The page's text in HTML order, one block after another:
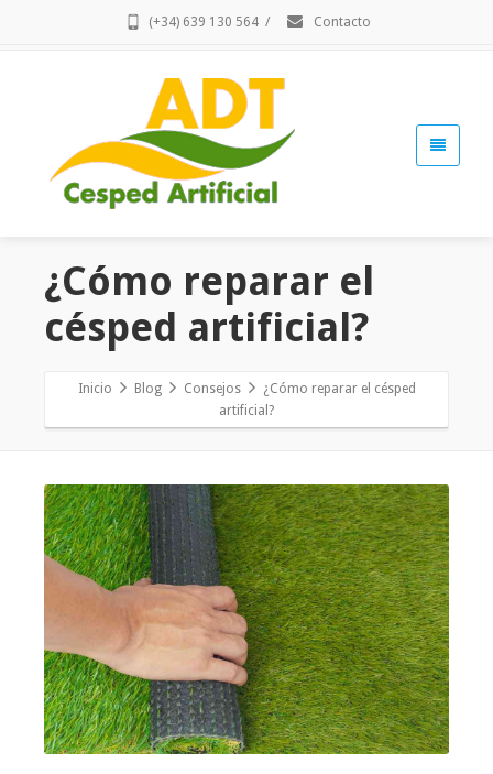
(+34) 639 130 564 / Contacto
¿Cómo reparar el
césped artificial?
Inicio Blog Consejos
¿Cómo reparar el césped
artificial?